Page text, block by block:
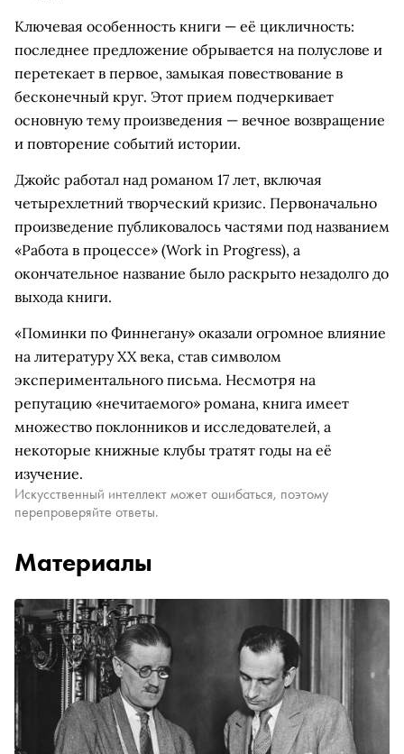
Ключевая особенность книги — её цикличность:
последнее предложение обрывается на полуслове и
перетекает в первое, замыкая повествование в
бесконечный круг. Этот прием подчеркивает
основную тему произведения — вечное возвращение
и повторение событий истории.
Джойс работал над романом 17 лет, включая
четырехлетний творческий кризис. Первоначально
произведение публиковалось частями под названием
«Работа в процессе» (Work in Progress), а
окончательное название было раскрыто незадолго до
выхода книги.
«Поминки по Финнегану» оказали огромное влияние
на литературу XX века, став символом
экспериментального письма. Несмотря на
репутацию «нечитаемого» романа, книга имеет
множество поклонников и исследователей, а
некоторые книжные клубы тратят годы на её
изучение.
Искусственный интеллект может ошибаться, поэтому
перепроверяйте ответы.
Материалы